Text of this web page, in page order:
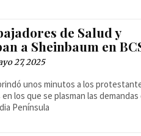
de Salud y
a Sheinbaum en
27, 2025
unos minutos a los
los que se plasman las demandas
Península